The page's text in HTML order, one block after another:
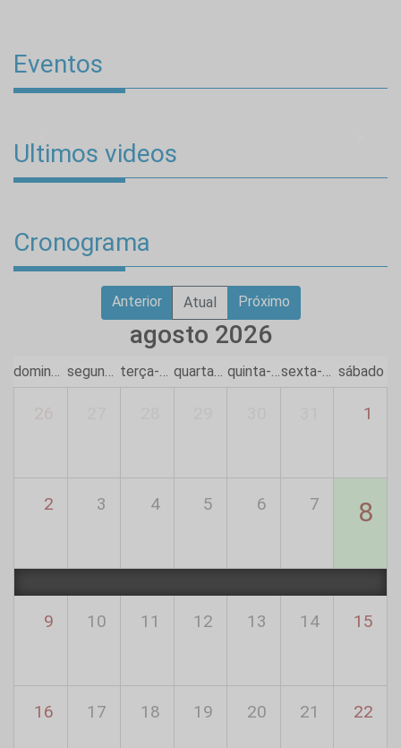
Eventos
Previous
Ultimos videos
Cronograma
Anterior Atual Próximo
agosto 2026
domingo segunda-feira terça-feira quarta-feira quinta-feira sexta-feira sábado
1
2 3 4 5 6 7 8
9 10 11 12 13 14 15
16 17 18 19 20 21 22